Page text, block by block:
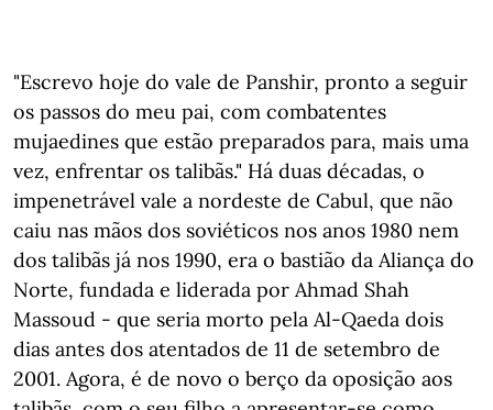
"Escrevo hoje do vale de Panshir, pronto a seguir
os passos do meu pai, com combatentes
mujaedines que estão preparados para, mais uma
vez, enfrentar os talibãs." Há duas décadas, o
impenetrável vale a nordeste de Cabul, que não
caiu nas mãos dos soviéticos nos anos 1980 nem
dos talibãs já nos 1990, era o bastião da Aliança do
Norte, fundada e liderada por Ahmad Shah
Massoud - que seria morto pela Al-Qaeda dois
dias antes dos atentados de 11 de setembro de
2001. Agora, é de novo o berço da oposição aos